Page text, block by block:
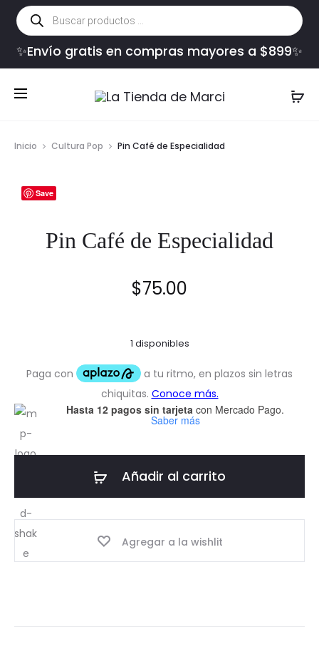
Búsqueda
de
productos
✨Envío gratis en compras mayores a $899✨
Inicio Cultura Pop Pin Café de Especialidad
Save
Pin Café de Especialidad
$75.00
1 disponibles
Hasta 12 pagos sin tarjeta con Mercado Pago.
Saber más
Añadir al carrito
Agregar a la wishlit